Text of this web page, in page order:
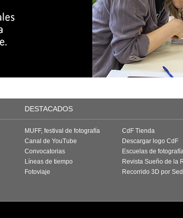
DESTACADOS
MUFF, festival de fotografía
Canal de YouTube
Convocatorias
Líneas de tiempo
Fotoviaje
CdF Tienda
Descargar logo CdF
Escuelas de
Revista Sueño de la
Recorrido 3D por